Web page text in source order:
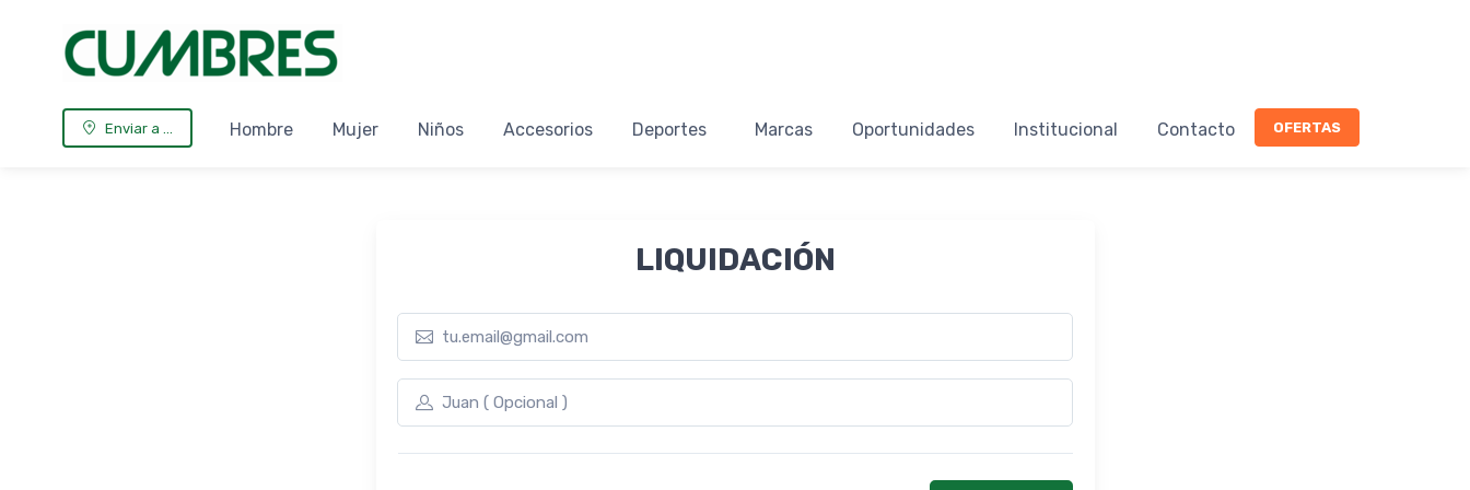
Enviar a ... Hombre Mujer Niños Accesorios Deportes Marcas Oportunidades Institucional Contacto OFERTAS
LIQUIDACIÓN